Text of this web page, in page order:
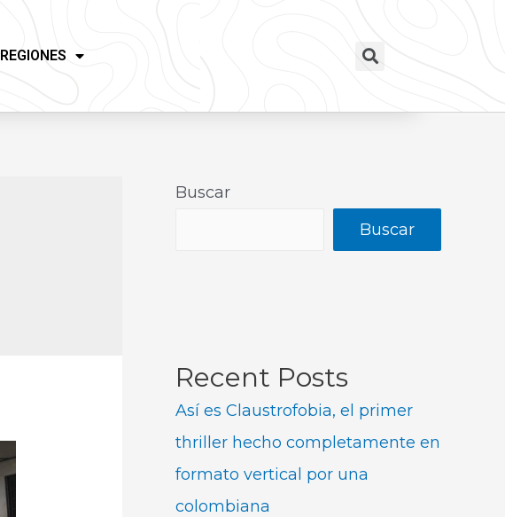
REGIONES
Buscar
Buscar
Recent Posts
Así es Claustrofobia, el primer
thriller hecho completamente en
formato vertical por una
colombiana